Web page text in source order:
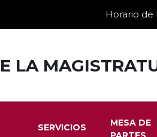
Horario de
LA
SERVICIOS
MESA DE